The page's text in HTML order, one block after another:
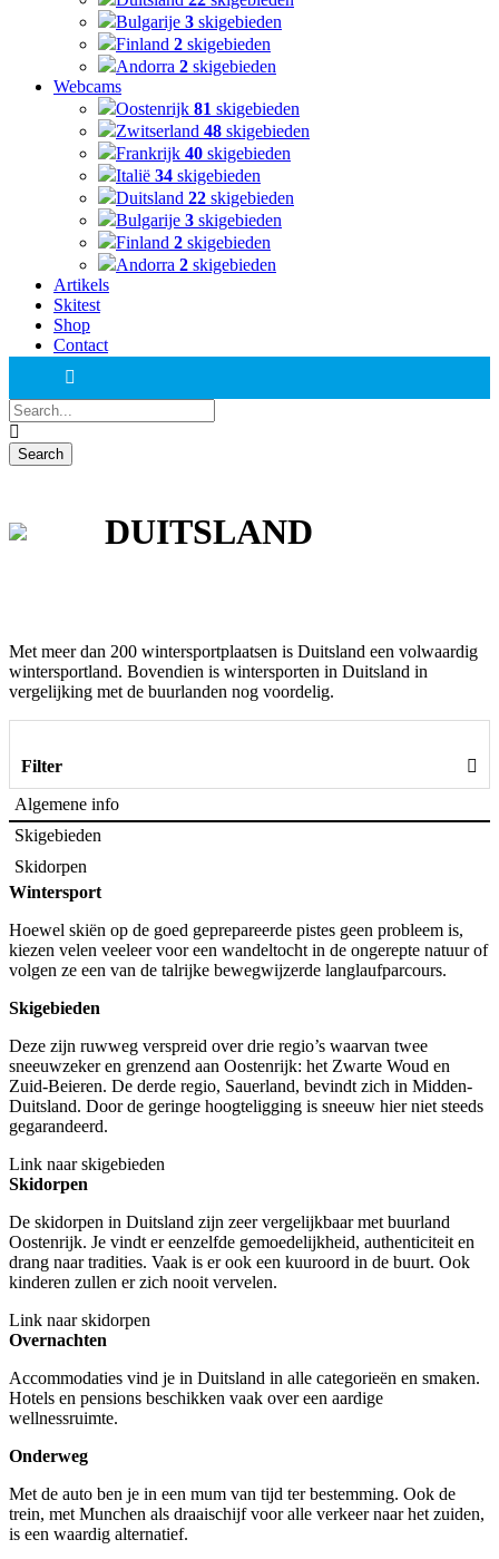
Bulgarije 3 skigebieden
Finland 2 skigebieden
Andorra 2 skigebieden
Webcams
Oostenrijk 81 skigebieden
Zwitserland 48 skigebieden
Frankrijk 40 skigebieden
Italië 34 skigebieden
Duitsland 22 skigebieden
Bulgarije 3 skigebieden
Finland 2 skigebieden
Andorra 2 skigebieden
Artikels
Skitest
Shop
Contact
DUITSLAND
Met meer dan 200 wintersportplaatsen is Duitsland een volwaardig
wintersportland. Bovendien is wintersporten in Duitsland in
vergelijking met de buurlanden nog voordelig.
Filter
Algemene info
Skigebieden
Skidorpen
Wintersport
Hoewel skiën op de goed geprepareerde pistes geen probleem is,
kiezen velen veeleer voor een wandeltocht in de ongerepte natuur of
volgen ze een van de talrijke bewegwijzerde langlaufparcours.
Skigebieden
Deze zijn ruwweg verspreid over drie regio’s waarvan twee
sneeuwzeker en grenzend aan Oostenrijk: het Zwarte Woud en
Zuid-Beieren. De derde regio, Sauerland, bevindt zich in Midden-
Duitsland. Door de geringe hoogteligging is sneeuw hier niet steeds
gegarandeerd.
Link naar skigebieden
Skidorpen
De skidorpen in Duitsland zijn zeer vergelijkbaar met buurland
Oostenrijk. Je vindt er eenzelfde gemoedelijkheid, authenticiteit en
drang naar tradities. Vaak is er ook een kuuroord in de buurt. Ook
kinderen zullen er zich nooit vervelen.
Link naar skidorpen
Overnachten
Accommodaties vind je in Duitsland in alle categorieën en smaken.
Hotels en pensions beschikken vaak over een aardige
wellnessruimte.
Onderweg
Met de auto ben je in een mum van tijd ter bestemming. Ook de
trein, met Munchen als draaischijf voor alle verkeer naar het zuiden,
is een waardig alternatief.